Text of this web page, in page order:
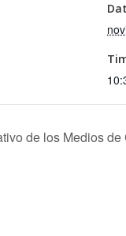
de los Medios